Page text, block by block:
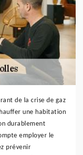
de la crise de gaz
une habitation
durablement
employer le
prévenir